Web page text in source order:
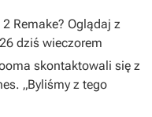
Remake? Oglądaj z
dziś wieczorem
skontaktowali się z
„Byliśmy z tego